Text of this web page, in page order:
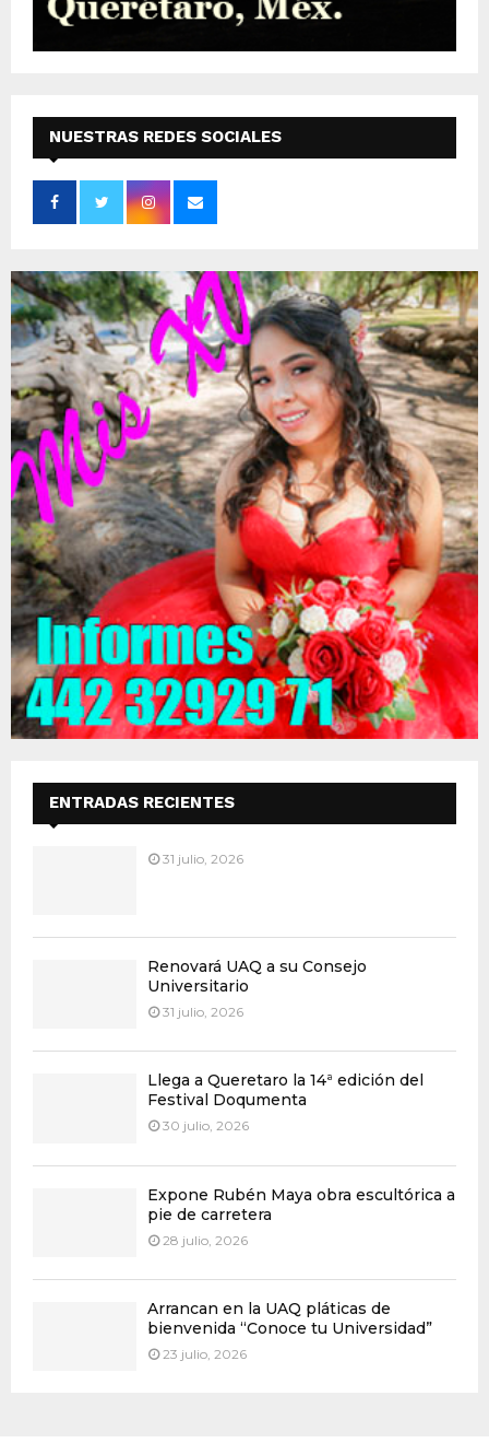
NUESTRAS REDES SOCIALES
ENTRADAS RECIENTES
31 julio, 2026
Renovará UAQ a su Consejo
Universitario
31 julio, 2026
Llega a Queretaro la 14ª edición del
Festival Doqumenta
30 julio, 2026
Expone Rubén Maya obra escultórica a
pie de carretera
28 julio, 2026
Arrancan en la UAQ pláticas de
bienvenida “Conoce tu Universidad”
23 julio, 2026